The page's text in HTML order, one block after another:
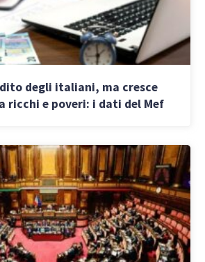
degli italiani, ma cresce
ricchi e poveri: i dati del Mef